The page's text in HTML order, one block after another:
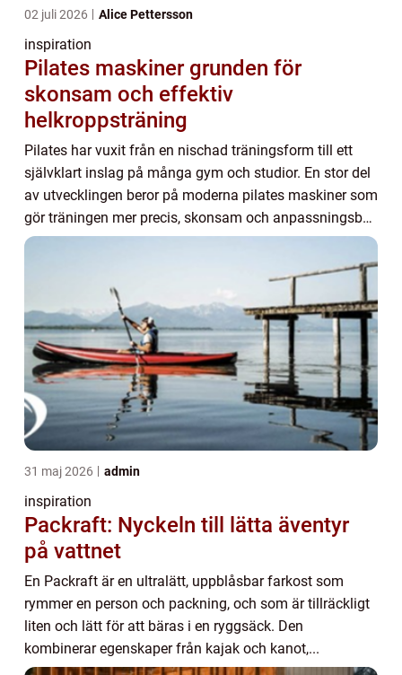
02 juli 2026 Alice Pettersson
inspiration
Pilates maskiner grunden för
skonsam och effektiv
helkroppsträning
Pilates har vuxit från en nischad träningsform till ett
självklart inslag på många gym och studior. En stor del
av utvecklingen beror på moderna pilates maskiner som
gör träningen mer precis, skonsam och anpassningsbar.
Med hjälp av fjädrar, remmar o...
31 maj 2026 admin
inspiration
Packraft: Nyckeln till lätta äventyr
på vattnet
En Packraft är en ultralätt, uppblåsbar farkost som
rymmer en person och packning, och som är tillräckligt
liten och lätt för att bäras i en ryggsäck. Den
kombinerar egenskaper från kajak och kanot,...